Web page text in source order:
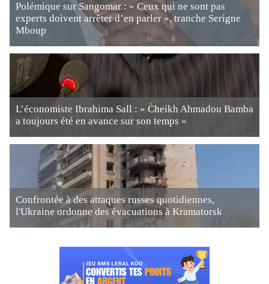
Polémique sur Sangomar : « Ceux qui ne sont pas
experts doivent arrêter d’en parler », tranche Serigne
Mboup
L’économiste Ibrahima Sall : « Cheikh Ahmadou Bamba
a toujours été en avance sur son temps »
Confrontée à des attaques russes quotidiennes,
l'Ukraine ordonne des évacuations à Kramatorsk